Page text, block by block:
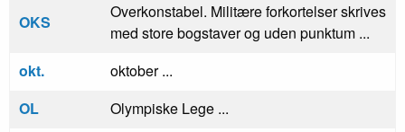
OKS
Overkonstabel. Militære forkortelser skrives
med store bogstaver og uden punktum ...
okt.
oktober ...
OL
Olympiske Lege ...